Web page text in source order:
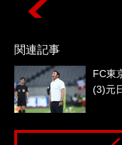
関連記事
FC東
(3)元